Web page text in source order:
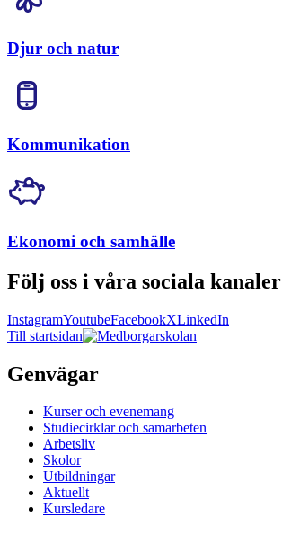
Djur och natur
Kommunikation
Ekonomi och samhälle
Följ oss i våra sociala kanaler
InstagramYoutubeFacebookXLinkedIn
Till startsidan
Genvägar
Kurser och evenemang
Studiecirklar och samarbeten
Arbetsliv
Skolor
Utbildningar
Aktuellt
Kursledare